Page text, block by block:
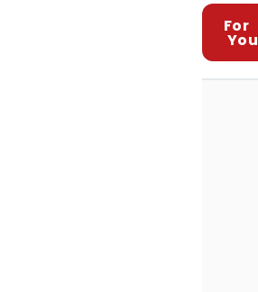
For
You